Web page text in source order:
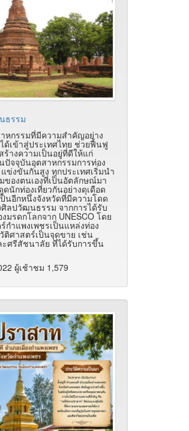
ธรรม
หกรรมที่มีความสำคัญอย่าง
ด้เข้าสู่ประเทศไทย ช่วยฟื้นฟู
างความเป็นอยู่ที่ดีให้แก่
จจุบันอุตสาหกรรมการท่อง
ข่งขันกันสูง ทุกประเทศเริ่มนำ
ของตนเองที่เป็นอัตลักษณ์มา
นักท่องเที่ยวกันอย่างดุเดือด
นอีกหนึ่งจังหวัดที่มีความโดด
ลปวัฒนธรรม จากการได้รับ
มรดกโลกจาก UNESCO โดย
กำแพงเพชรเป็นแหล่งท่อง
ติศาสตร์เป็นจุดขาย เช่น
ะศรีสัชนาลัย ที่ได้รับการขึ้น
ผู้เช้าชม 1,579